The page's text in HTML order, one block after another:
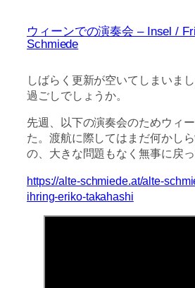
ウィーンでの演奏会 – Insel /
Schmiede
しばらく更新が空いてしまいま
過ごしでしょうか。
先週、以下の演奏会のためウィ
た。渡航に際してはまだ何かし
の、大きな問題もなく無事に戻っ
https://alte-schmiede.at/alte-
ihring-eriko-takahashi